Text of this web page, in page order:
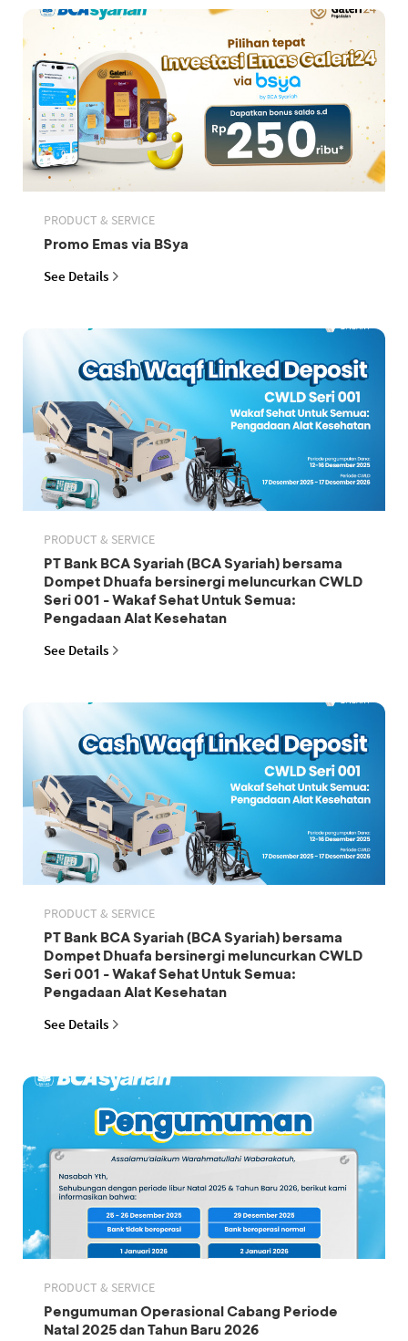
PRODUCT & SERVICE
Promo Emas via BSya
See Details
PRODUCT & SERVICE
PT Bank BCA Syariah (BCA Syariah) bersama
Dompet Dhuafa bersinergi meluncurkan CWLD
Seri 001 - Wakaf Sehat Untuk Semua:
Pengadaan Alat Kesehatan
See Details
PRODUCT & SERVICE
PT Bank BCA Syariah (BCA Syariah) bersama
Dompet Dhuafa bersinergi meluncurkan CWLD
Seri 001 - Wakaf Sehat Untuk Semua:
Pengadaan Alat Kesehatan
See Details
PRODUCT & SERVICE
Pengumuman Operasional Cabang Periode
Natal 2025 dan Tahun Baru 2026